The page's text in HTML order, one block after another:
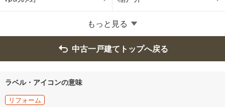
鹿嶋市
守谷市
筑西市
もっと見る
中古一戸建てトップへ戻る
ラベル・アイコンの意味
リフォーム